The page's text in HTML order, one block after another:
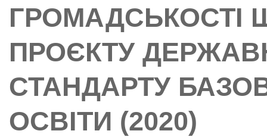
ГРОМАДСЬКОСТІ
ПРОЄКТУ
СТАНДАРТУ
ОСВІТИ (2020)